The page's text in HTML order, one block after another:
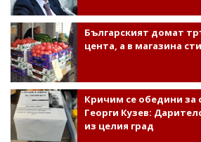
Българският домат
цента, а в магазина
Кричим се обедини за
Георги Кузев:
из целия град